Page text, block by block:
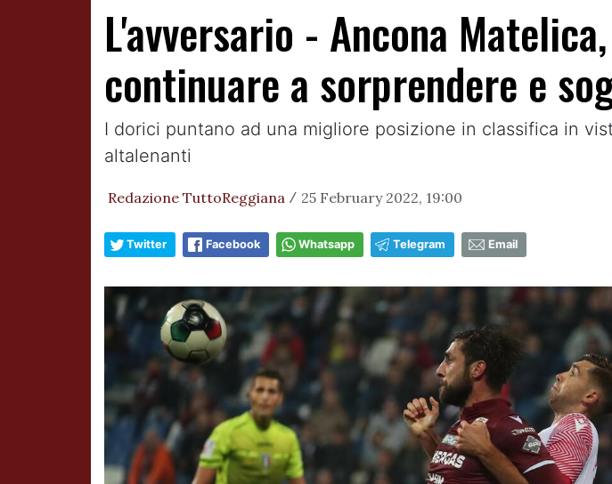
L'avversario - Ancona
continuare a sorprendere e
I dorici puntano ad una migliore posizione in classifica in
altalenanti
Redazione TuttoReggiana / 25 February 2022, 19:00
Twitter Facebook Whatsapp Telegram Email